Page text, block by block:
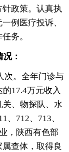
政策。认真执
例医疗投诉、
务。
：
次。全年门诊与
17.4万元收入
关、物探队、水
、712、713、
，陕西有色部
查体，取得良